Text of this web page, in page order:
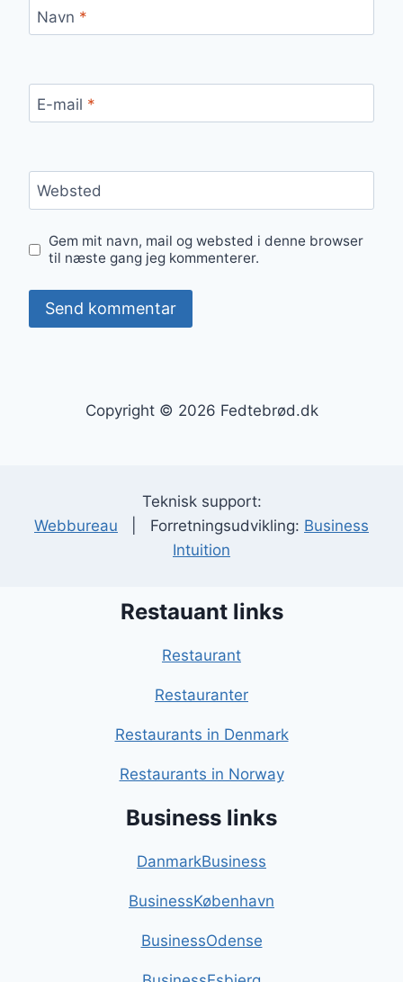
Navn *
E-mail *
Websted
Gem mit navn, mail og websted i denne browser
til næste gang jeg kommenterer.
Copyright © 2026 Fedtebrød.dk
Teknisk support:
Webbureau | Forretningsudvikling: Business
Intuition
Restauant links
Restaurant
Restauranter
Restaurants in Denmark
Restaurants in Norway
Business links
DanmarkBusiness
BusinessKøbenhavn
BusinessOdense